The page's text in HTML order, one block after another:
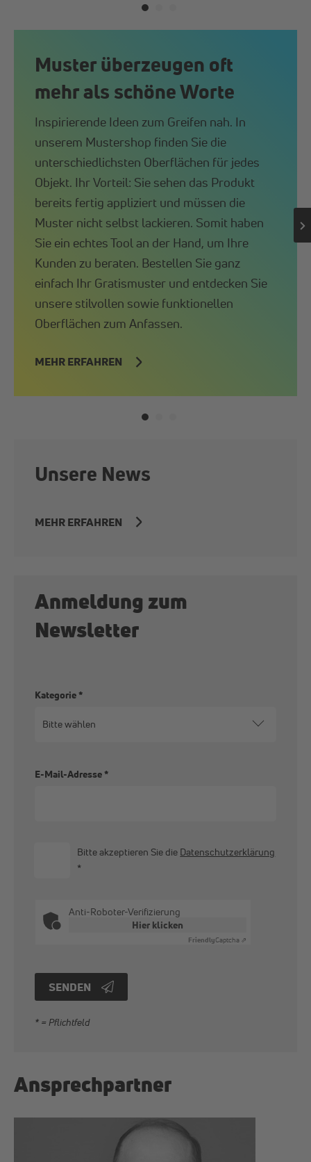
Muster überzeugen oft
mehr als schöne Worte
Inspirierende Ideen zum Greifen nah. In
unserem Mustershop finden Sie die
unterschiedlichsten Oberflächen für jedes
Objekt. Ihr Vorteil: Sie sehen das Produkt
bereits fertig appliziert und müssen die
Muster nicht selbst lackieren. Somit haben
Sie ein echtes Tool an der Hand, um Ihre
Kunden zu beraten. Bestellen Sie ganz
einfach Ihr Gratismuster und entdecken Sie
unsere stilvollen sowie funktionellen
Oberflächen zum Anfassen.
MEHR ERFAHREN
Unsere News
MEHR ERFAHREN
Anmeldung zum
Newsletter
Kategorie*
E-Mail-Adresse*
Bitte akzeptieren Sie die Datenschutzerklärung
*
Anti-Roboter-Verifizierung
Hier klicken
FriendlyCaptcha ⇗
SENDEN
* = Pflichtfeld
Ansprechpartner